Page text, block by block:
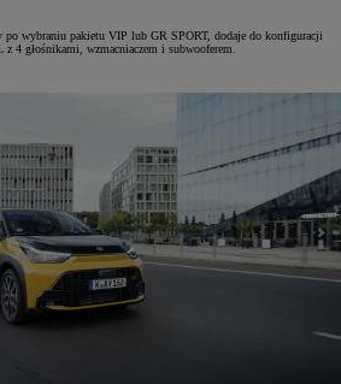
po wybraniu pakietu VIP lub GR SPORT, dodaje do konfiguracji
4 głośnikami, wzmacniaczem i subwooferem.